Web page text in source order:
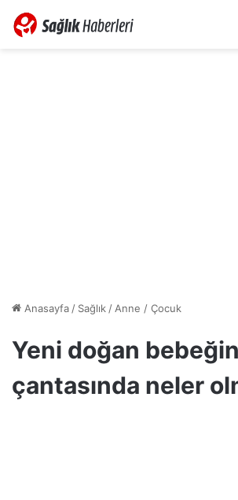
Anasayfa/ Sağlık/Anne / Çocuk
Yeni doğan
çantasında neler